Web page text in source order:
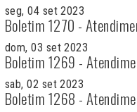
seg, 04 set 2023
Boletim 1270 -
dom, 03 set 2023
Boletim 1269 -
sab, 02 set 2023
Boletim 1268 -